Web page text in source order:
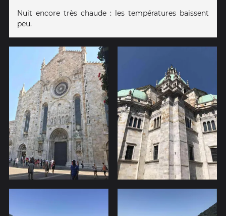
Nuit encore très chaude : les températures baissent
peu.